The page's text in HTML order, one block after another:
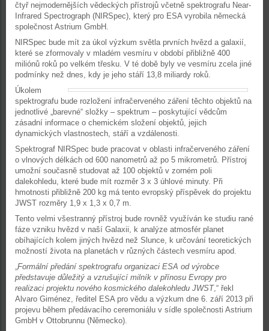
čtyř nejmodernějších vědeckých přístrojů včetně spektrografu Near-
Infrared Spectrograph (NIRSpec), který pro ESA vyrobila německá
společnost Astrium GmbH.
NIRSpec bude mít za úkol výzkum světla prvních hvězd a galaxií,
které se zformovaly v mladém vesmíru v období přibližně 400
miliónů roků po velkém třesku. V té době byly ve vesmíru zcela jiné
podmínky než dnes, kdy je jeho stáří 13,8 miliardy roků.
Úkolem
spektrografu bude rozložení infračerveného záření těchto objektů na
jednotlivé „barevné“ složky – spektrum – poskytující vědcům
zásadní informace o chemickém složení objektů, jejich
dynamických vlastnostech, stáří a vzdálenosti.
Spektrograf NIRSpec bude pracovat v oblasti infračerveného záření
o vlnových délkách od 600 nanometrů až po 5 mikrometrů. Přístroj
umožní současně studovat až 100 objektů v zorném poli
dalekohledu, které bude mít rozměr 3 x 3 úhlové minuty. Při
hmotnosti přibližně 200 kg má tento evropský příspěvek do projektu
JWST rozměry 1,9 x 1,3 x 0,7 m.
Tento velmi všestranný přístroj bude rovněž využíván ke studiu rané
fáze vzniku hvězd v naší Galaxii, k analýze atmosfér planet
obíhajících kolem jiných hvězd než Slunce, k určování teoretických
možností života na planetách v různých částech vesmíru apod.
„Formální předání spektrografu organizaci ESA od výrobce
představuje důležitý a vzrušující milník v přínosu Evropy pro
realizaci projektu nového kosmického dalekohledu JWST,“ řekl
Alvaro Giménez, ředitel ESA pro vědu a výzkum dne 6. září 2013 při
projevu během předávacího ceremoniálu v sídle společnosti Astrium
GmbH v Ottobrunnu (Německo).